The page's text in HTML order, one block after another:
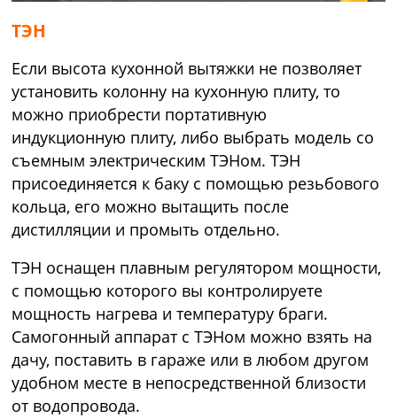
ТЭН
Если высота кухонной вытяжки не позволяет
установить колонну на кухонную плиту, то
можно приобрести портативную
индукционную плиту, либо выбрать модель со
съемным электрическим ТЭНом. ТЭН
присоединяется к баку с помощью резьбового
кольца, его можно вытащить после
дистилляции и промыть отдельно.
ТЭН оснащен плавным регулятором мощности,
с помощью которого вы контролируете
мощность нагрева и температуру браги.
Самогонный аппарат с ТЭНом можно взять на
дачу, поставить в гараже или в любом другом
удобном месте в непосредственной близости
от водопровода.